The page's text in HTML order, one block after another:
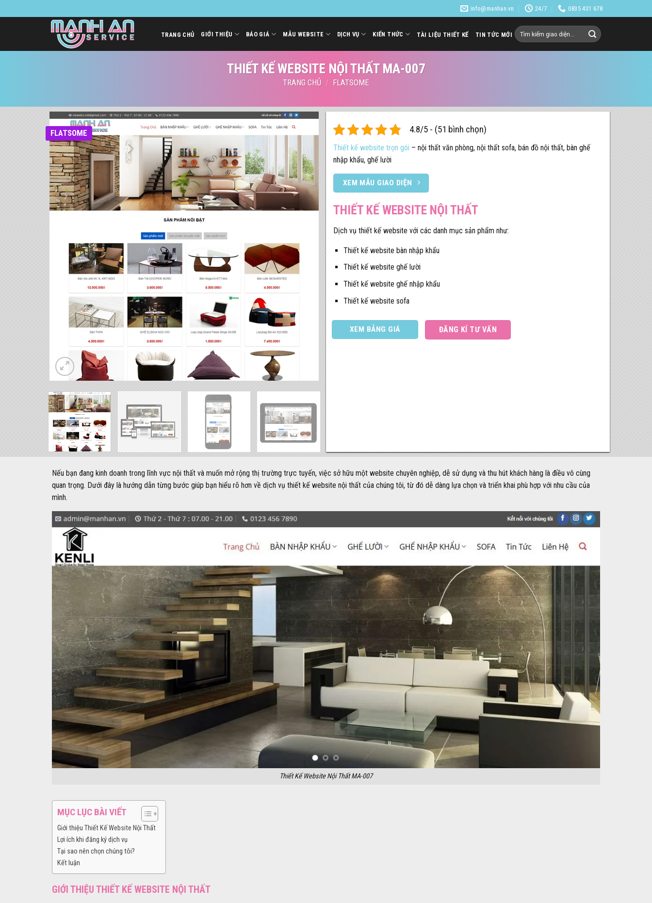
qua
info@manhan.vn 24/7 0835 431 678
TRANG CHỦ GIỚI THIỆU BÁO GIÁ MẪU WEBSITE DỊCH VỤ KIẾN THỨC TÀI LIỆU THIẾT KẾ TIN TỨC MỚI Tìm
THIẾT KẾ WEBSITE NỘI THẤT MA-007
TRANG CHỦ / FLATSOME
FLATSOME 4.8/5 - (51 bình chọn)
Thiết kế website trọn gói – nội thất văn phòng, nội thất sofa, bán đồ nội thất, bàn ghế
nhập khẩu, ghế lười
XEM MẪU GIAO DIỆN
THIẾT KẾ WEBSITE NỘI THẤT
Dịch vụ thiết kế website với các danh mục sản phẩm như:
Thiết kế website bàn nhập khẩu
Thiết kế website ghế lười
Thiết kế website ghế nhập khẩu
Thiết kế website sofa
XEM BẢNG GIÁ ĐĂNG KÍ TƯ VẤN
Nếu bạn đang kinh doanh trong lĩnh vực nội thất và muốn mở rộng thị trường trực tuyến, việc sở hữu một website chuyên nghiệp, dễ sử dụng và thu hút khách hàng là điều vô cùng
quan trọng. Dưới đây là hướng dẫn từng bước giúp bạn hiểu rõ hơn về dịch vụ thiết kế website nội thất của chúng tôi, từ đó dễ dàng lựa chọn và triển khai phù hợp với nhu cầu của
mình.
Thiết Kế Website Nội Thất MA-007
MỤC LỤC BÀI VIẾT
Giới thiệu Thiết Kế Website Nội Thất
Lợi ích khi đăng ký dịch vụ
Tại sao nên chọn chúng tôi?
Kết luận
GIỚI THIỆU THIẾT KẾ WEBSITE NỘI THẤT